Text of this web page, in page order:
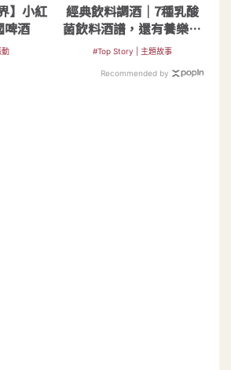
】小紅
啤酒
動
經典飲料調酒｜7種乳酸
菌飲料酒譜，還有養樂多
燒酒和沙瓦
#Top Story | 主題故事
Recommended by